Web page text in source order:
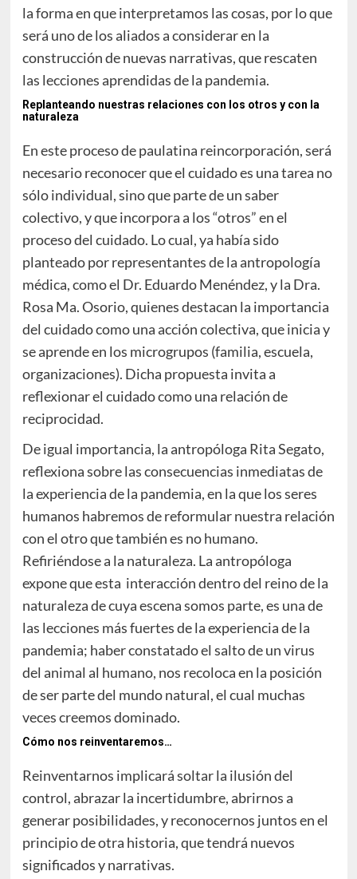
la forma en que interpretamos las cosas, por lo que
será uno de los aliados a considerar en la
construcción de nuevas narrativas, que rescaten
las lecciones aprendidas de la pandemia.
Replanteando nuestras relaciones con los otros y con la
naturaleza
En este proceso de paulatina reincorporación, será
necesario reconocer que el cuidado es una tarea no
sólo individual, sino que parte de un saber
colectivo, y que incorpora a los “otros” en el
proceso del cuidado. Lo cual, ya había sido
planteado por representantes de la antropología
médica, como el Dr. Eduardo Menéndez, y la Dra.
Rosa Ma. Osorio, quienes destacan la importancia
del cuidado como una acción colectiva, que inicia y
se aprende en los microgrupos (familia, escuela,
organizaciones). Dicha propuesta invita a
reflexionar el cuidado como una relación de
reciprocidad.
De igual importancia, la antropóloga Rita Segato,
reflexiona sobre las consecuencias inmediatas de
la experiencia de la pandemia, en la que los seres
humanos habremos de reformular nuestra relación
con el otro que también es no humano.
Refiriéndose a la naturaleza. La antropóloga
expone que esta interacción dentro del reino de la
naturaleza de cuya escena somos parte, es una de
las lecciones más fuertes de la experiencia de la
pandemia; haber constatado el salto de un virus
del animal al humano, nos recoloca en la posición
de ser parte del mundo natural, el cual muchas
veces creemos dominado.
Cómo nos reinventaremos…
Reinventarnos implicará soltar la ilusión del
control, abrazar la incertidumbre, abrirnos a
generar posibilidades, y reconocernos juntos en el
principio de otra historia, que tendrá nuevos
significados y narrativas.